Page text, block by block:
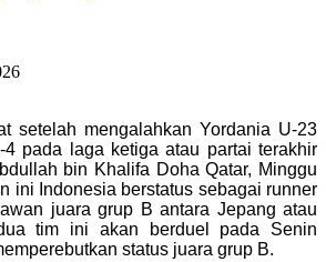
setelah mengalahkan Yordania U-23
pada laga ketiga atau partai terakhir
bin Khalifa Doha Qatar, Minggu
ini Indonesia berstatus sebagai runner
juara grup B antara Jepang atau
tim ini akan berduel pada Senin
status juara grup B.